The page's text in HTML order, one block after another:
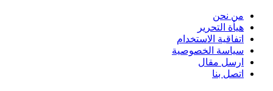
من نحن
هيأة التحرير
اتفاقية الاستخدام
سياسة الخصوصية
ارسل مقال
اتصل بنا